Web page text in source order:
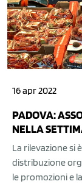
16 apr 2022
PADOVA:
NELLA
La rilevazione si
distribuzione
le promozioni e